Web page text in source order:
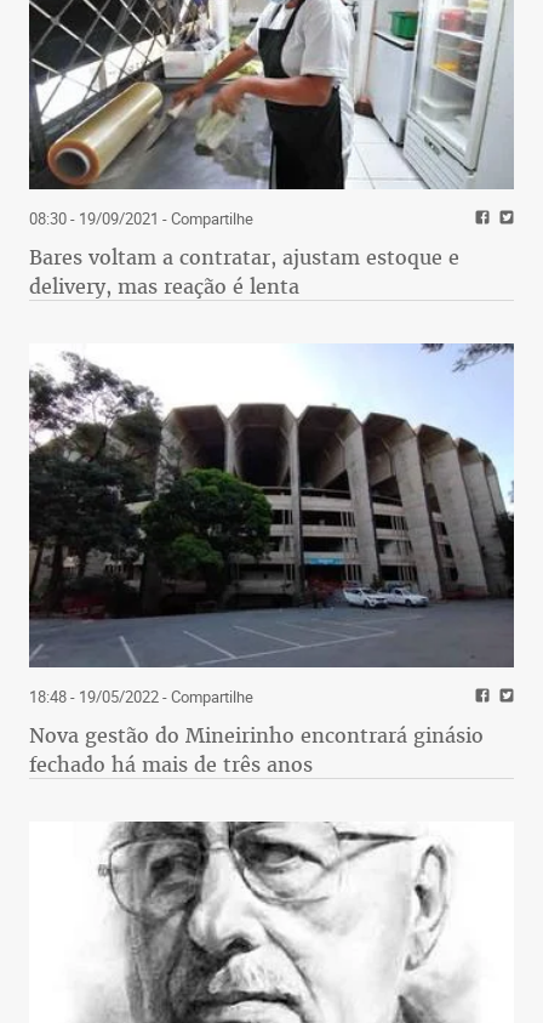
08:30 - 19/09/2021 - Compartilhe
Bares voltam a contratar, ajustam estoque e
delivery, mas reação é lenta
18:48 - 19/05/2022- Compartilhe
Nova gestão do Mineirinho encontrará ginásio
fechado há mais de três anos